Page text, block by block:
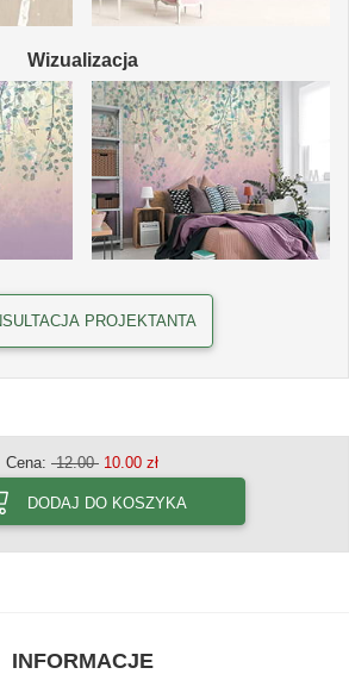
Wizualizacja
PROJEKTANTA
Cena: 12.00 10.00 zł
DODAJ DO KOSZYKA
INFORMACJE